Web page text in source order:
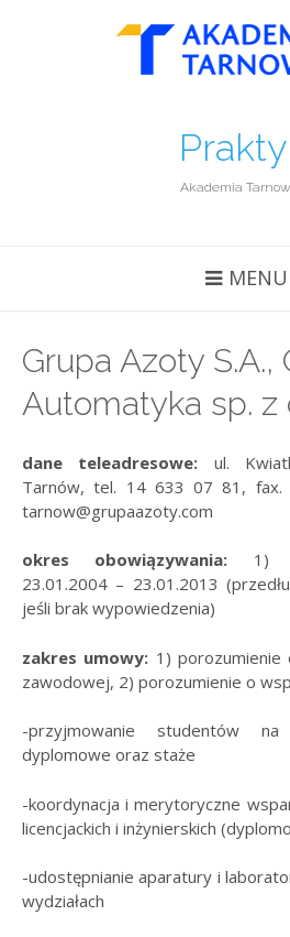
Akademia
MENU
Grupa Azoty S.A.,
Automatyka sp. z
dane teleadresowe: ul.
Tarnów, tel. 14 633 07 81,
tarnow@grupaazoty.com
okres obowiązywania: 1)
23.01.2004 – 23.01.2013
jeśli brak wypowiedzenia)
zakres umowy: 1)
zawodowej, 2) porozumienie o
-przyjmowanie studentów
dyplomowe oraz staże
-koordynacja i merytoryczne
licencjackich i inżynierskich
-udostępnianie aparatury i
wydziałach